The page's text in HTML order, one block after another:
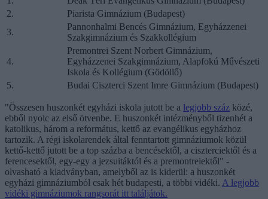
2.
Piarista Gimnázium (Budapest)
3.
Pannonhalmi Bencés Gimnázium, Egyházzenei
Szakgimnázium és Szakkollégium
4.
Premontrei Szent Norbert Gimnázium,
Egyházzenei Szakgimnázium, Alapfokú Művészeti
Iskola és Kollégium (Gödöllő)
5.
Budai Ciszterci Szent Imre Gimnázium (Budapest)
"Összesen huszonkét egyházi iskola jutott be a legjobb száz közé,
ebből nyolc az első ötvenbe. E huszonkét intézményből tizenhét a
katolikus, három a református, kettő az evangélikus egyházhoz
tartozik. A régi iskolarendek által fenntartott gimnáziumok közül
kettő-kettő jutott be a top százba a bencésektől, a ciszterciektől és a
ferencesektől, egy-egy a jezsuitáktól és a premontreiektől" -
olvasható a kiadványban, amelyből az is kiderül: a huszonkét
egyházi gimnáziumból csak hét budapesti, a többi vidéki. A legjobb
vidéki gimnáziumok rangsorát itt találjátok.